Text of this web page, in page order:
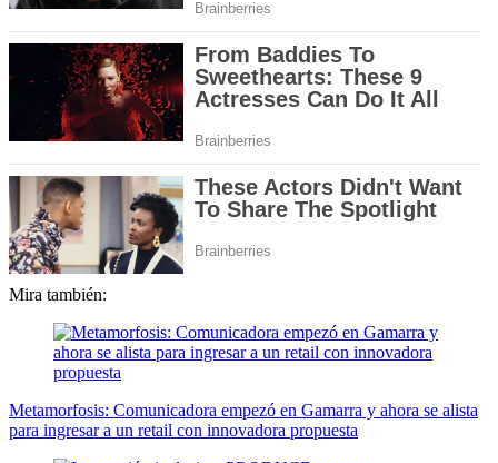
Mira también:
Metamorfosis: Comunicadora empezó en Gamarra y ahora se alista
para ingresar a un retail con innovadora propuesta